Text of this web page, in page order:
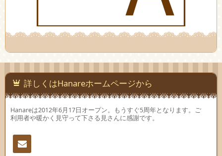
詳しくはHanareホームページから
Hanareは2012年6月17日オープン。もうすぐ5周年となります。ご
利用者や暖かく見守って下さる見さんに感謝です。